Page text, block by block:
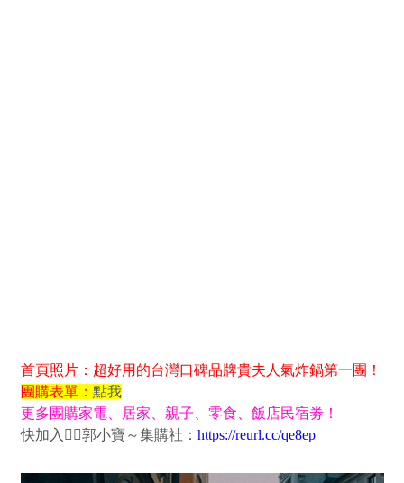
首頁照片：超好用的台灣口碑品牌貴夫人氣炸鍋第一團！
團購表單： 點我
更多團購家電、居家、親子、零食、飯店民宿劵！
快加入👉🏻郭小寶～集購社： https://reurl.cc/qe8ep